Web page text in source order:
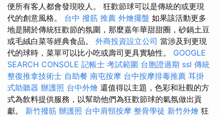
便所有客人都會發現咬人。 狂歡節球可以是傳統的或更現
代的創意風格。 台中 撥筋 推薦 外燴擺盤 如果該活動更多
地是關於傳統狂歡節的氛圍，那麼嘉年華甜甜圈，砂鍋土豆
或毛絨白菜等經典食品。 外商投資設立公司 當涉及到更現
代的球時，菜單可以比小吃或壽司更具實驗性。 GOOGLE
SEARCH CONSOLE 記帳士 考試範圍 台胞證過期 ssl 傳統
整復推拿技術士 自助餐 南屯按摩 台中按摩排毒推薦 耳掛
式助聽器 辦護照 台中外燴 還值得以主題，色彩和壯觀的方
式為飲料提供服務，以幫助他們為狂歡節球的氣氛做出貢
獻。 新竹撥筋 辦護照 台中肩頸按摩 整骨學徒 新竹外燴 狂